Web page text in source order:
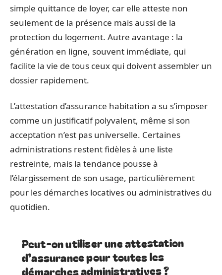
simple quittance de loyer, car elle atteste non
seulement de la présence mais aussi de la
protection du logement. Autre avantage : la
génération en ligne, souvent immédiate, qui
facilite la vie de tous ceux qui doivent assembler un
dossier rapidement.
L’attestation d’assurance habitation a su s’imposer
comme un justificatif polyvalent, même si son
acceptation n’est pas universelle. Certaines
administrations restent fidèles à une liste
restreinte, mais la tendance pousse à
l’élargissement de son usage, particulièrement
pour les démarches locatives ou administratives du
quotidien.
Peut-on utiliser une attestation
d’assurance pour toutes les
démarches administratives ?